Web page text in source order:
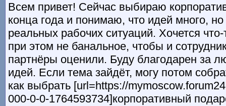
Всем привет! Сейчас выбираю
конца года и понимаю, что идей много,
реальных рабочих ситуаций. Хочется
при этом не банальное, чтобы и
партнёры оценили. Буду благодарен за
идей. Если тема зайдёт, могу потом
как выбрать [url=https://
000-0-0-1764593734]корпоративный